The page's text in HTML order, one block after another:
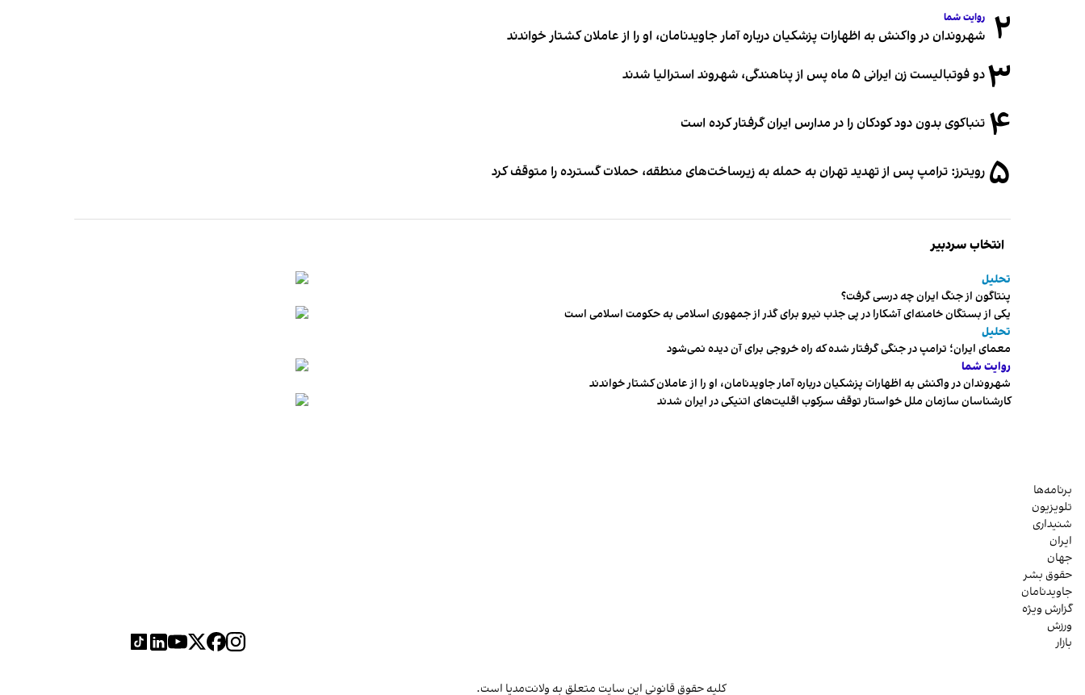
۲ روایت شما
شهروندان در واکنش به اظهارات پزشکیان درباره آمار جاویدنامان، او را از عاملان کشتار خواندند
۳دو فوتبالیست زن ایرانی ۵ ماه پس از پناهندگی، شهروند استرالیا شدند
۴ تنباکوی بدون دود کودکان را در مدارس ایران گرفتار کرده است
۵ رویترز: ترامپ پس از تهدید تهران به حمله به زیرساخت‌های منطقه، حملات گسترده را متوقف کرد
انتخاب سردبیر
تحلیل
پنتاگون از جنگ ایران چه درسی گرفت؟
یکی از بستگان خامنه‌ای آشکارا در پی جذب نیرو برای گذر از جمهوری اسلامی به حکومت اسلامی است
تحلیل
معمای ایران؛ ترامپ در جنگی گرفتار شده که راه خروجی برای آن دیده نمی‌شود
روایت شما
شهروندان در واکنش به اظهارات پزشکیان درباره آمار جاویدنامان، او را از عاملان کشتار خواندند
کارشناسان سازمان ملل خواستار توقف سرکوب اقلیت‌های اتنیکی در ایران شدند
برنامه‌ها
تلویزیون
شنیداری
ایران
جهان
حقوق بشر
جاویدنامان
گزارش ویژه
ورزش
بازار
کلیه حقوق قانونی این سایت متعلق به ولانت‌مدیا است.